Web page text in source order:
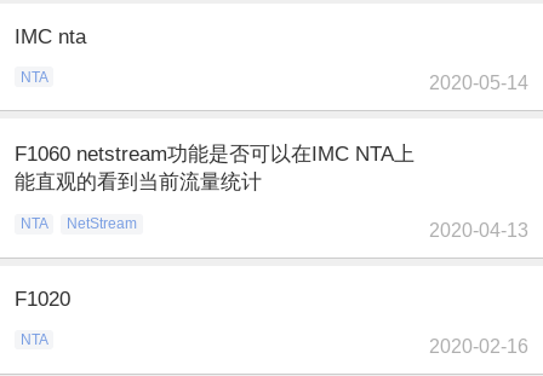
IMC nta
NTA 2020-05-14
F1060 netstream功能是否可以在IMC NTA上
能直观的看到当前流量统计
NTA NetStream 2020-04-13
F1020
NTA 2020-02-16